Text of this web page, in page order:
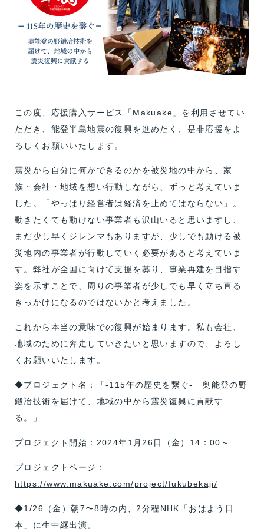
この度、応援購入サービス「Makuake」を利用させてい
ただき、能登半島地震の復興を進めたく、是非応援をよ
ろしくお願いいたします。
震災から自分に何ができるのかを被災地の中から、家
族・会社・地域を想い行動しながら、ずっと考えていま
した。「やっぱり経営者は経済を止めてはならない」。
動きたくても動けない事業者も沢山いると思いますし、
まだ少し早くジレンマもありますが、少しでも動ける被
災地内の事業者が行動していく必要があると考えていま
す。弊社が全国に向けて支援を募り、事業再建を目指す
姿を示すことで、周りの事業者が少しでも早く立ち直る
きっかけになるのではないかと考えました。
これから本当の意味での復興が始まります。私も会社、
地域のために奔走していきたいと思いますので、よろし
くお願いいたします。
◆プロジェクト名：「-115年の歴史を繋ぐ- 奥能登の野
鍛冶技術を届けて、地域の中から震災復興に貢献す
る。」
プロジェクト開始：2024年1月26日（金）14：00～
プロジェクトページ：
https://www.makuake.com/project/fukubekaji/
◆1/26（金）朝7〜8時の内、2分程NHK「おはよう日
本」に生中継出演。